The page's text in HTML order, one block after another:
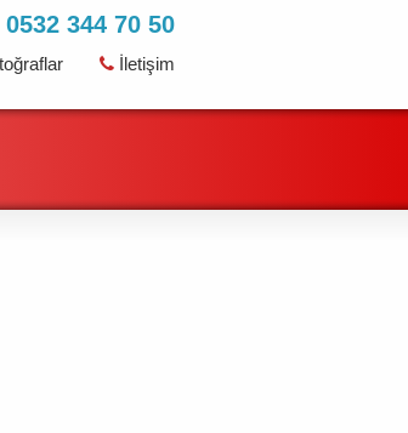
344 70 50
İletişim